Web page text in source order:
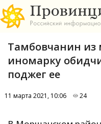
Тамбовчанин из
иномарку
поджег ее
11 марта 2021, 10:06 24